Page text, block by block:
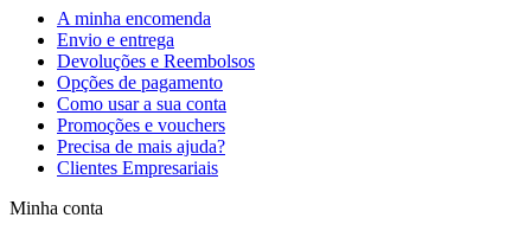
A minha encomenda
Envio e entrega
Devoluções e Reembolsos
Opções de pagamento
Como usar a sua conta
Promoções e vouchers
Precisa de mais ajuda?
Clientes Empresariais
Minha conta